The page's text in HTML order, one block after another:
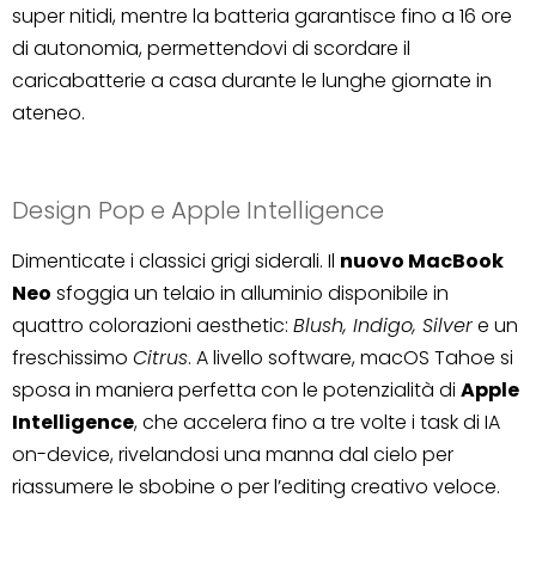
super nitidi, mentre la batteria garantisce fino a 16 ore
di autonomia, permettendovi di scordare il
caricabatterie a casa durante le lunghe giornate in
ateneo.
Design Pop e Apple Intelligence
Dimenticate i classici grigi siderali. Il nuovo MacBook
Neo sfoggia un telaio in alluminio disponibile in
quattro colorazioni aesthetic: Blush, Indigo, Silvere un
freschissimo Citrus. A livello software, macOS Tahoe si
sposa in maniera perfetta con le potenzialità di Apple
Intelligence, che accelera fino a tre volte i task di IA
on-device, rivelandosi una manna dal cielo per
riassumere le sbobine o per l’editing creativo veloce.